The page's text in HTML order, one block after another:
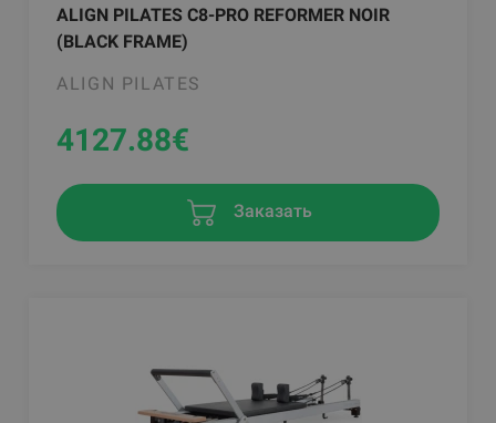
ALIGN PILATES C8-PRO REFORMER NOIR
(BLACK FRAME)
ALIGN PILATES
4127.88€
Заказать